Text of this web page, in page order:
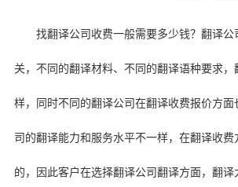
找翻译公司收费一般需要多少钱？翻译公
关，不同的翻译材料、不同的翻译语种要求
样，同时不同的翻译公司在翻译收费报价方面
司的翻译能力和服务水平不一样，在翻译收费
的，因此客户在选择翻译公司翻译方面，翻